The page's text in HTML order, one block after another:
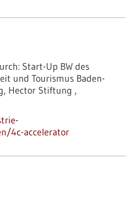
Start-Up BW des
und Tourismus Baden-
Hector Stiftung ,
4c-accelerator